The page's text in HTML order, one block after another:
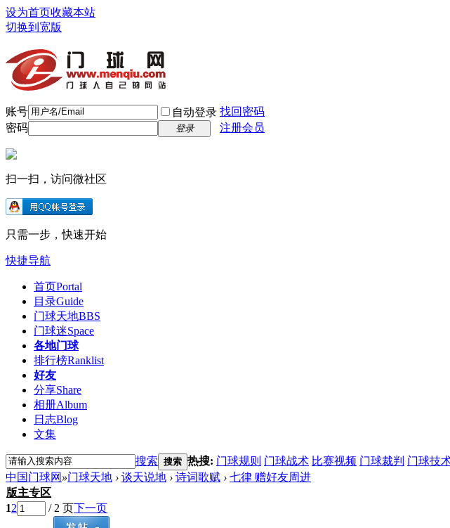
设为首页收藏本站
切换到宽版
账号 自动登录 找回密码
密码
登录 注册会员
扫一扫，访问微社区
只需一步，快速开始
快捷导航
首页Portal
目录Guide
门球天地BBS
门球迷Space
各地门球
排行榜Ranklist
好友
分享Share
相册Album
日志Blog
文集
搜索 搜索 热搜: 门球规则 门球战术 比赛视频 门球裁判 门球技
中国门球网 »门球天地 › 谈天说地 › 诗词歌赋 › 七律 赠好友周进
版主专区
12 / 2 页下一页